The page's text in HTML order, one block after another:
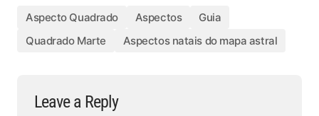
Aspecto Quadrado Aspectos
Guia
Quadrado Marte
Aspectos natais do mapa astral
Leave a Reply